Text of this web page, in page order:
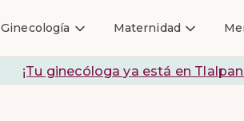
Ginecología Maternidad
¡Tu ginecóloga ya está en